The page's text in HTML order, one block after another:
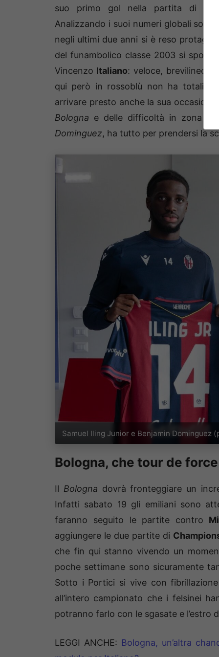
suo primo gol nella partita di
Analizzando i suoi numeri globali
negli ultimi due anni si è reso
del funambolico classe 2003 si
Vincenzo Italiano: veloce, brevilineo e
qui però in rossoblù non ha
arrivare presto anche la sua
Bologna e delle difficoltà in zona
Dominguez, ha tutto per prendersi la
Samuel Iling Junior e Benjamin Dominguez
Bologna, che tour de
Il Bologna dovrà fronteggiare un
Infatti sabato 19 gli emiliani sono
faranno seguito le partite contro
aggiungere le due partite di
che fin qui stanno vivendo un
poche settimane sono sicuramente
Sotto i Portici si vive con
all’intero campionato che i felsinei
potranno farlo con le sgasate e l’estro
LEGGI ANCHE: Bologna, un’altra